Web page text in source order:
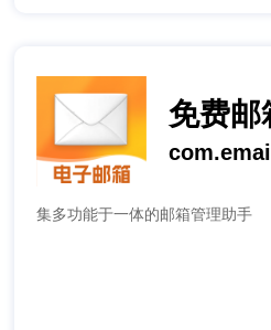
免费邮
集多功能于一体的邮箱管理助手